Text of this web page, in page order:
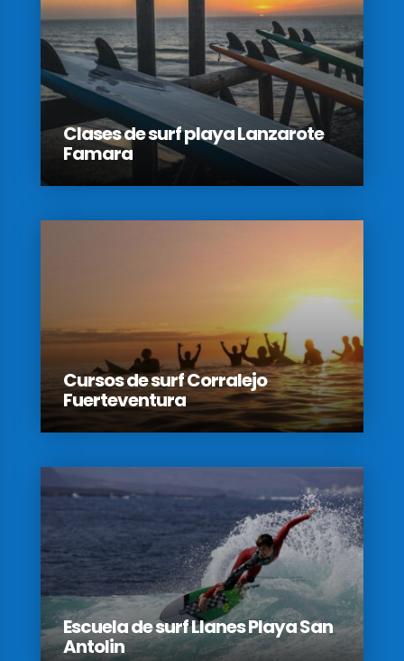
Clases de surf playa Lanzarote
Famara
Cursos de surf Corralejo
Fuerteventura
Escuela de surf Llanes Playa San
Antolin